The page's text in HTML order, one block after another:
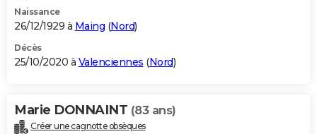
Naissance
26/12/1929 à Maing (Nord)
Décès
25/10/2020 à Valenciennes (Nord)
Marie DONNAINT (83 ans)
Créer une cagnotte obsèques